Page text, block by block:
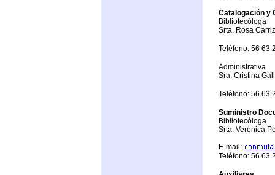
Catalogación y
Bibliotecóloga
Srta. Rosa
Teléfono: 56 63
Administrativa
Sra. Cristina
Teléfono: 56 63
Suministro
Bibliotecóloga
Srta. Verónica
E-mail:
Teléfono: 56 63